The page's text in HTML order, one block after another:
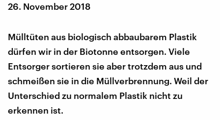
26. November 2018
Mülltüten aus biologisch abbaubarem Plastik
dürfen wir in der Biotonne entsorgen. Viele
Entsorger sortieren sie aber trotzdem aus und
schmeißen sie in die Müllverbrennung. Weil der
Unterschied zu normalem Plastik nicht zu
erkennen ist.